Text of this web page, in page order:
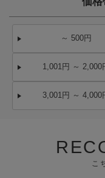
～ 500円
1,001円 ～ 2,000
3,001円 ～ 4,000
こ